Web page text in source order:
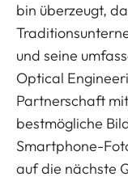
bin überzeugt,
und seine
Optical
Partnerschaft
bestmögliche
Smartphone-
auf die nächste